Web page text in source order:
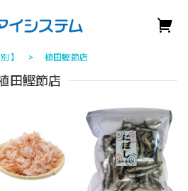
】 植田鰹節店
田鰹節店